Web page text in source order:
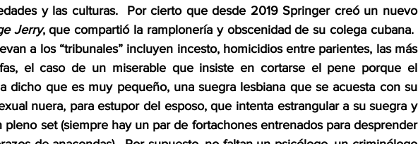
y las culturas.  Por cierto que desde 2019 Springer creó un nuevo
Jerry, que compartió la ramplonería y obscenidad de su colega cubana.
a los “tribunales” incluyen incesto, homicidios entre parientes, las más
el caso de un miserable que insiste en cortarse el pene porque el
dicho que es muy pequeño, una suegra lesbiana que se acuesta con su
nuera, para estupor del esposo, que intenta estrangular a su suegra y
pleno set (siempre hay un par de fortachones entrenados para desprender